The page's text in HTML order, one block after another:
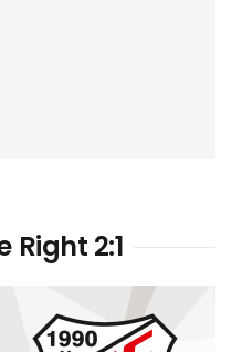
Right 2:1